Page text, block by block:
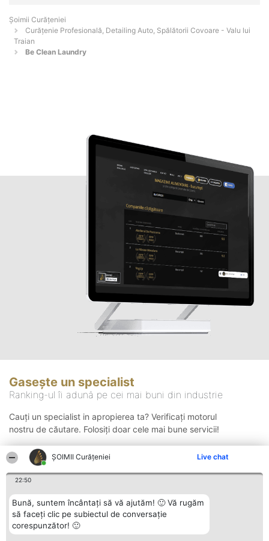
ȘOIMII Curățeniei Live chat
22:50
Bună, suntem încântați să vă ajutăm! 🙂 Vă rugăm
să faceți clic pe subiectul de conversație
corespunzător! 🙂
Șoimii Curățeniei
Curățenie Profesională, Detailing Auto, Spălătorii Covoare - Valu lui
Traian
Be Clean Laundry
Gasește un specialist
Ranking-ul îi adună pe cei mai buni din industrie
Cauți un specialist in apropierea ta? Verificați motorul
nostru de căutare. Folosiți doar cele mai bune servicii!